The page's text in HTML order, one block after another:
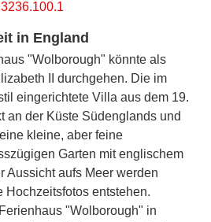
in England
"Wolborough" könnte als
II durchgehen. Die im
eingerichtete Villa aus dem 19.
an der Küste Südenglands und
kleine, aber feine
Garten mit englischem
Aussicht aufs Meer werden
Hochzeitsfotos entstehen.
"Wolborough" in